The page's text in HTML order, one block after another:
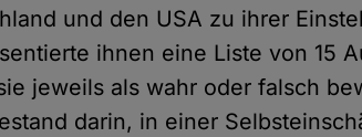
und den USA zu ihrer
ihnen eine Liste von 15
jeweils als wahr oder falsch
darin, in einer